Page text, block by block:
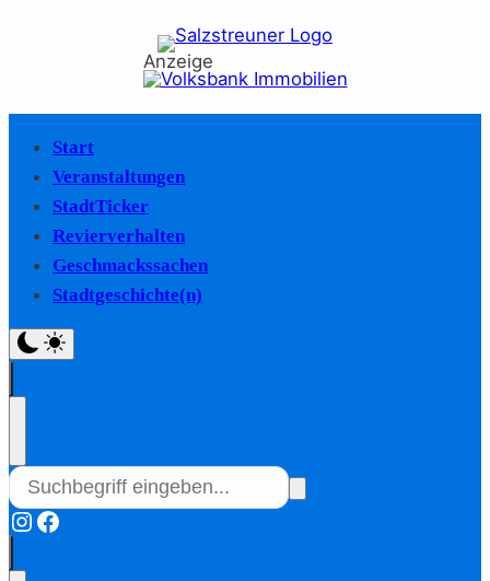
Anzeige
Start
Veranstaltungen
StadtTicker
Revierverhalten
Geschmackssachen
Stadtgeschichte(n)
Instagram
Facebook